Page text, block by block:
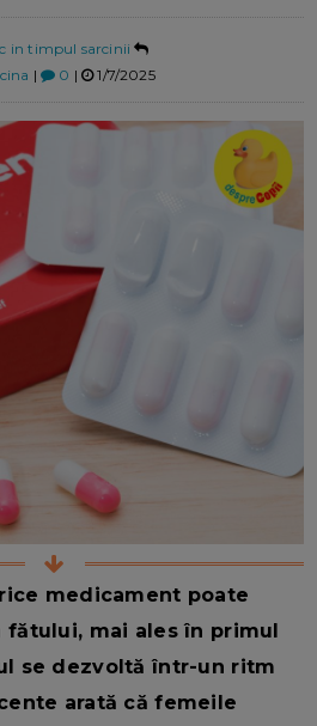
in timpul sarcinii
| 0 | 1/7/2025
medicament poate
mai ales în primul
se dezvoltă într-un ritm
arată că femeile